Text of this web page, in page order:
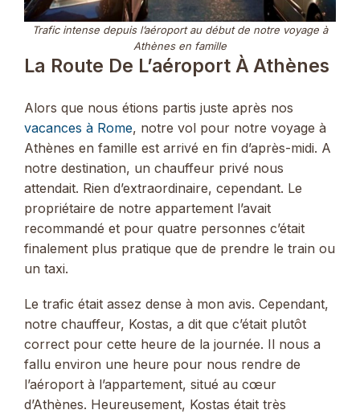
Trafic intense depuis l’aéroport au début de notre voyage à
Athènes en famille
La Route De L’aéroport À Athènes
Alors que nous étions partis juste après nos
vacances à Rome, notre vol pour notre voyage à
Athènes en famille est arrivé en fin d’après-midi. A
notre destination, un chauffeur privé nous
attendait. Rien d’extraordinaire, cependant. Le
propriétaire de notre appartement l’avait
recommandé et pour quatre personnes c’était
finalement plus pratique que de prendre le train ou
un taxi.
Le trafic était assez dense à mon avis. Cependant,
notre chauffeur, Kostas, a dit que c’était plutôt
correct pour cette heure de la journée. Il nous a
fallu environ une heure pour nous rendre de
l’aéroport à l’appartement, situé au cœur
d’Athènes. Heureusement, Kostas était très